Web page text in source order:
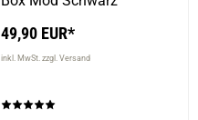
49,90 EUR*
inkl. MwSt. zzgl. Versand